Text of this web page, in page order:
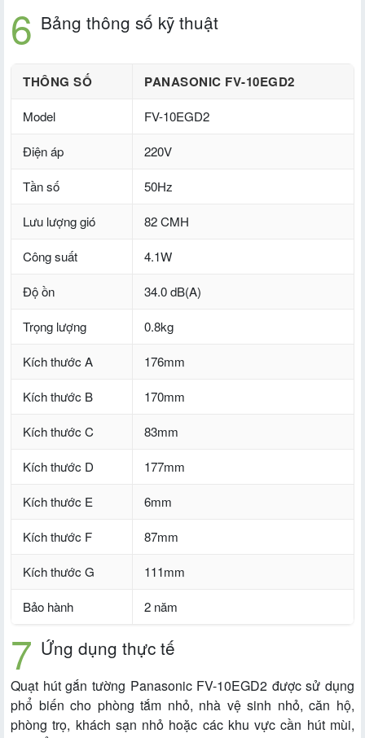
Bảng thông số kỹ thuật
THÔNG SỐ PANASONIC FV-10EGD2
Model FV-10EGD2
Điện áp 220V
Tần số 50Hz
Lưu lượng gió 82 CMH
Công suất 4.1W
Độ ồn 34.0 dB(A)
Trọng lượng 0.8kg
Kích thước A 176mm
Kích thước B 170mm
Kích thước C 83mm
Kích thước D 177mm
Kích thước E 6mm
Kích thước F 87mm
Kích thước G 111mm
Bảo hành 2 năm
Ứng dụng thực tế
Quạt hút gắn tường Panasonic FV-10EGD2 được sử dụng
phổ biến cho phòng tắm nhỏ, nhà vệ sinh nhỏ, căn hộ,
phòng trọ, khách sạn nhỏ hoặc các khu vực cần hút mùi,